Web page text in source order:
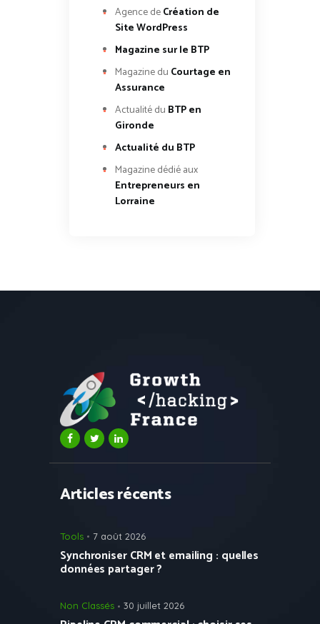
Agence deCréation de
Site WordPress
Magazine sur le BTP
Magazine du Courtage en
Assurance
Actualité du BTP en
Gironde
Actualité du BTP
Magazine dédié aux
Entrepreneurs en
Lorraine
Articles récents
Tools 7 août 2026
Synchroniser CRM et emailing : quelles
données partager ?
Non Classés 30 juillet 2026